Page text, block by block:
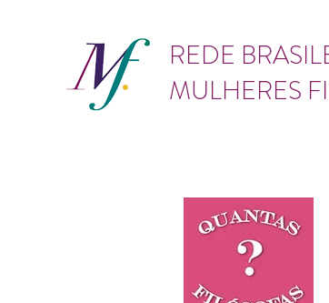
REDE
MULHERES